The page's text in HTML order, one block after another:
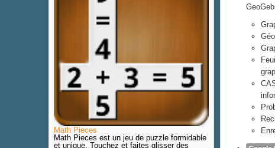
Math Pieces
Math Pieces est un jeu de puzzle formidable
et unique. Touchez et faites glisser des